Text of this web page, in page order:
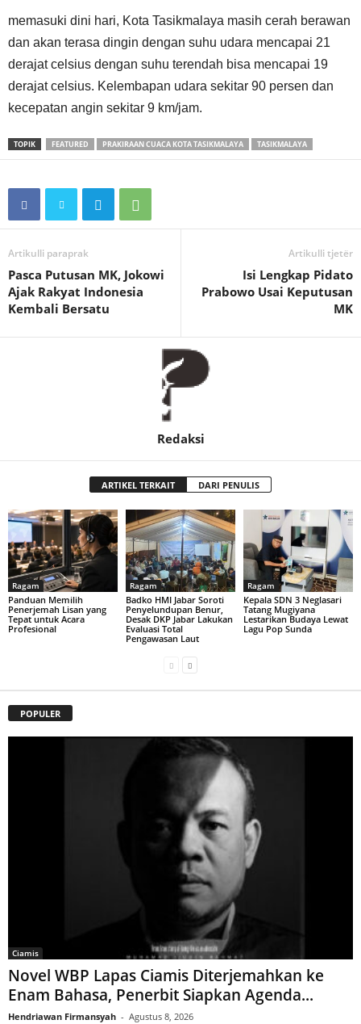
memasuki dini hari, Kota Tasikmalaya masih cerah berawan
dan akan terasa dingin dengan suhu udara mencapai 21
derajat celsius dengan suhu terendah bisa mencapai 19
derajat celsius. Kelembapan udara sekitar 90 persen dan
kecepatan angin sekitar 9 km/jam.
TOPIK FEATURED PRAKIRAAN CUACA KOTA TASIKMALAYA TASIKMALAYA
Artikulli paraprak
Pasca Putusan MK, Jokowi
Ajak Rakyat Indonesia
Kembali Bersatu
Artikulli tjetër
Isi Lengkap Pidato
Prabowo Usai Keputusan
MK
Redaksi
ARTIKEL TERKAIT DARI PENULIS
Ragam
Panduan Memilih
Penerjemah Lisan yang
Tepat untuk Acara
Profesional
Ragam
Badko HMI Jabar Soroti
Penyelundupan Benur,
Desak DKP Jabar Lakukan
Evaluasi Total
Pengawasan Laut
Ragam
Kepala SDN 3 Neglasari
Tatang Mugiyana
Lestarikan Budaya Lewat
Lagu Pop Sunda
POPULER
Ciamis
Novel WBP Lapas Ciamis Diterjemahkan ke
Enam Bahasa, Penerbit Siapkan Agenda...
Hendriawan Firmansyah - Agustus 8, 2026